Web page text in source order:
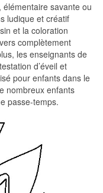
élémentaire savante ou
ludique et créatif
et la coloration
complètement
les enseignants de
d’éveil et
pour enfants dans le
nombreux enfants
passe-temps.